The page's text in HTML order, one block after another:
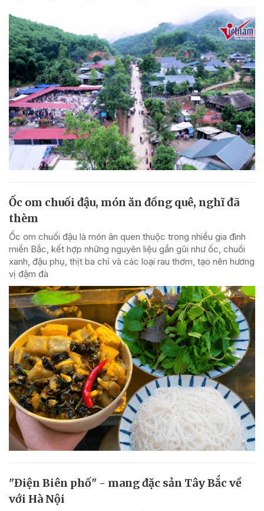
Ốc om chuối đậu, món ăn đồng quê, nghĩ đã
thèm
Ốc om chuối đậu là món ăn quen thuộc trong nhiều gia đình
miền Bắc, kết hợp những nguyên liệu gần gũi như ốc, chuối
xanh, đậu phụ, thịt ba chỉ và các loại rau thơm, tạo nên hương
vị đậm đà
"Điện Biên phố" - mang đặc sản Tây Bắc về
với Hà Nội